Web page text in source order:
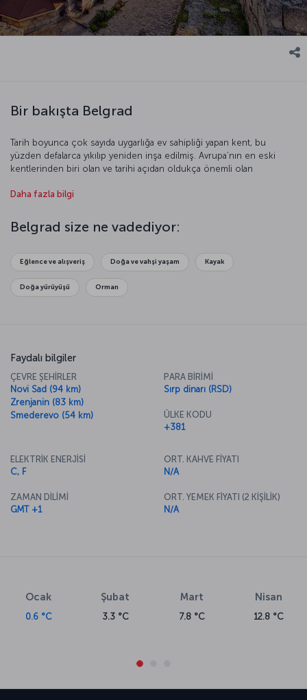
Bir bakışta Belgrad
Tarih boyunca çok sayıda uygarlığa ev sahipliği yapan kent, bu
yüzden defalarca yıkılıp yeniden inşa edilmiş. Avrupa’nın en eski
kentlerinden biri olan ve tarihi açıdan oldukça önemli olan
söylemek yanlış olmaz. Kent, doğal güzelliklerinin yanı sıra mimari ve
ve eşsiz kentini daha yakından tanıma fırsatını kaçırmayın.
Daha fazla bilgi
Belgrad size ne vadediyor:
Eğlence ve alışveriş Doğa ve vahşi yaşam Kayak
Doğa yürüyüşü Orman
Faydalı bilgiler
ÇEVRE ŞEHİRLER
Novi Sad (94 km)
Zrenjanin (83 km)
Smederevo (54 km)
PARA BİRİMİ
Sırp dinarı (RSD)
ÜLKE KODU
+381
ELEKTRİK ENERJİSİ
C, F
ZAMAN DİLİMİ
GMT +1
ORT. KAHVE FİYATI
N/A
ORT. YEMEK FİYATI (2 KİŞİLİK)
N/A
Ocak
0.6 °C
Şubat
3.3 °C
Mart
7.8 °C
Nisan
12.8 °C